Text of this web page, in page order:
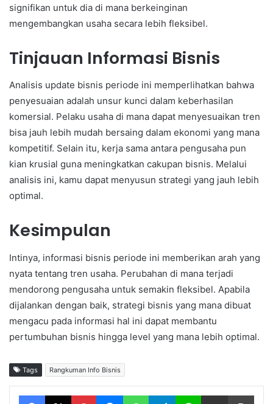
signifikan untuk dia di mana berkeinginan
mengembangkan usaha secara lebih fleksibel.
Tinjauan Informasi Bisnis
Analisis update bisnis periode ini memperlihatkan bahwa
penyesuaian adalah unsur kunci dalam keberhasilan
komersial. Pelaku usaha di mana dapat menyesuaikan tren
bisa jauh lebih mudah bersaing dalam ekonomi yang mana
kompetitif. Selain itu, kerja sama antara pengusaha pun
kian krusial guna meningkatkan cakupan bisnis. Melalui
analisis ini, kamu dapat menyusun strategi yang jauh lebih
optimal.
Kesimpulan
Intinya, informasi bisnis periode ini memberikan arah yang
nyata tentang tren usaha. Perubahan di mana terjadi
mendorong pengusaha untuk semakin fleksibel. Apabila
dijalankan dengan baik, strategi bisnis yang mana dibuat
mengacu pada informasi hal ini dapat membantu
pertumbuhan bisnis hingga level yang mana lebih optimal.
Tags Rangkuman Info Bisnis
Facebook X Pinterest Messenger WhatsApp Telegram Line Share via Email